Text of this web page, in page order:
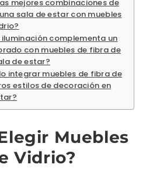
mejores combinaciones de
sala de estar con muebles
complementa un
con muebles de fibra de
de estar?
integrar muebles de fibra de
estilos de decoración en
Muebles
Vidrio?